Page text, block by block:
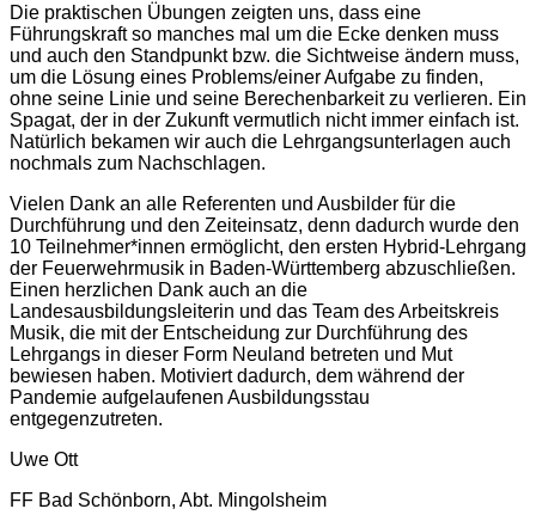
Die praktischen Übungen zeigten uns, dass eine
Führungskraft so manches mal um die Ecke denken muss
und auch den Standpunkt bzw. die Sichtweise ändern muss,
um die Lösung eines Problems/einer Aufgabe zu finden,
ohne seine Linie und seine Berechenbarkeit zu verlieren. Ein
Spagat, der in der Zukunft vermutlich nicht immer einfach ist.
Natürlich bekamen wir auch die Lehrgangsunterlagen auch
nochmals zum Nachschlagen.
Vielen Dank an alle Referenten und Ausbilder für die
Durchführung und den Zeiteinsatz, denn dadurch wurde den
10 Teilnehmer*innen ermöglicht, den ersten Hybrid-Lehrgang
der Feuerwehrmusik in Baden-Württemberg abzuschließen.
Einen herzlichen Dank auch an die
Landesausbildungsleiterin und das Team des Arbeitskreis
Musik, die mit der Entscheidung zur Durchführung des
Lehrgangs in dieser Form Neuland betreten und Mut
bewiesen haben. Motiviert dadurch, dem während der
Pandemie aufgelaufenen Ausbildungsstau
entgegenzutreten.
Uwe Ott
FF Bad Schönborn, Abt. Mingolsheim